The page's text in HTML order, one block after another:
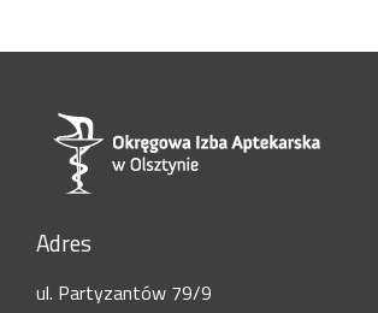
Adres
ul. Partyzantów 79/9